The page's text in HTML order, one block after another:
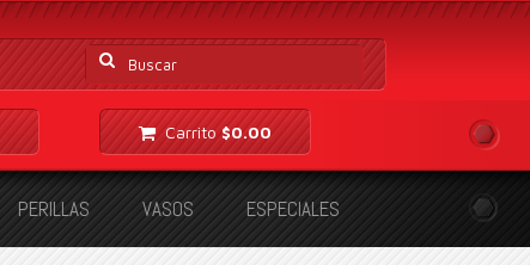
Buscar
por:
Carrito $0.00
PERILLAS VASOS ESPECIALES